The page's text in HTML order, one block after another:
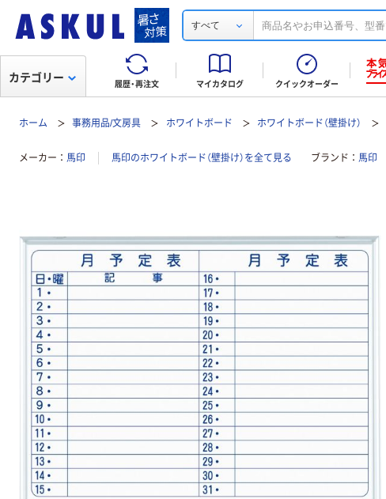
すべて
履歴・再注文 マイカタログ クイックオーダー
カテゴリー
ホーム 事務用品/文房具 ホワイトボード ホワイトボード（壁掛け）
メーカー 馬印 馬印のホワイトボード（壁掛け）を全て見る ブランド 馬印